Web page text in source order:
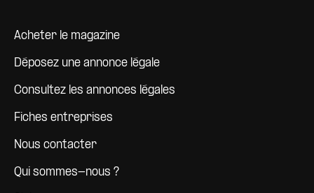
Pied de page
Acheter le magazine
Déposez une annonce légale
Consultez les annonces légales
Fiches entreprises
Nous contacter
Qui sommes-nous ?